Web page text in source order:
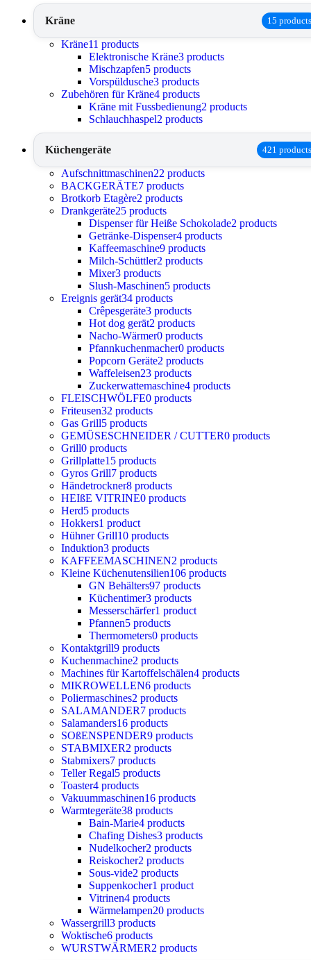
Kräne 15 products
Kräne11 products
Elektronische Kräne3 products
Mischzapfen5 products
Vorspüldusche3 products
Zubehören für Kräne4 products
Kräne mit Fussbedienung2 products
Schlauchhaspel2 products
Küchengeräte 421 products
Aufschnittmaschinen22 products
BACKGERÄTE7 products
Brotkorb Etagère2 products
Drankgeräte25 products
Dispenser für Heiße Schokolade2 products
Getränke-Dispenser4 products
Kaffeemaschine9 products
Milch-Schüttler2 products
Mixer3 products
Slush-Maschinen5 products
Ereignis gerät34 products
Crêpesgeräte3 products
Hot dog gerät2 products
Nacho-Wärmer0 products
Pfannkuchenmacher0 products
Popcorn Geräte2 products
Waffeleisen23 products
Zuckerwattemaschine4 products
FLEISCHWÖLFE0 products
Friteusen32 products
Gas Grill5 products
GEMÜSESCHNEIDER / CUTTER0 products
Grill0 products
Grillplatte15 products
Gyros Grill7 products
Händetrockner8 products
HEIßE VITRINE0 products
Herd5 products
Hokkers1 product
Hühner Grill10 products
Induktion3 products
KAFFEEMASCHINEN2 products
Kleine Küchenutensilien106 products
GN Behälters97 products
Küchentimer3 products
Messerschärfer1 product
Pfannen5 products
Thermometers0 products
Kontaktgrill9 products
Kuchenmachine2 products
Machines für Kartoffelschälen4 products
MIKROWELLEN6 products
Poliermaschines2 products
SALAMANDER7 products
Salamanders16 products
SOßENSPENDER9 products
STABMIXER2 products
Stabmixers7 products
Teller Regal5 products
Toaster4 products
Vakuummaschinen16 products
Warmtegeräte38 products
Bain-Marie4 products
Chafing Dishes3 products
Nudelkocher2 products
Reiskocher2 products
Sous-vide2 products
Suppenkocher1 product
Vitrinen4 products
Wärmelampen20 products
Wassergrill3 products
Woktische6 products
WURSTWÄRMER2 products